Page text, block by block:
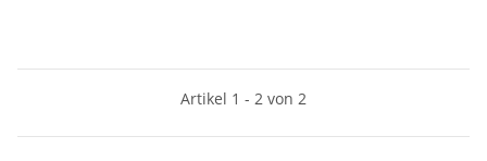
Artikel 1 - 2 von 2